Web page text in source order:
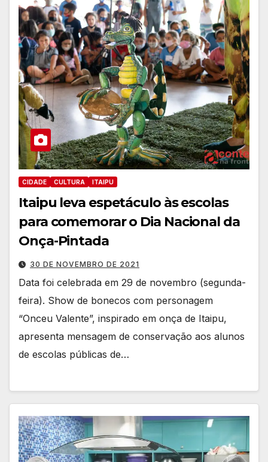
CIDADE CULTURA ITAIPU
Itaipu leva espetáculo às escolas
para comemorar o Dia Nacional da
Onça-Pintada
30 DE NOVEMBRO DE 2021
Data foi celebrada em 29 de novembro (segunda-
feira). Show de bonecos com personagem
“Onceu Valente”, inspirado em onça de Itaipu,
apresenta mensagem de conservação aos alunos
de escolas públicas de…